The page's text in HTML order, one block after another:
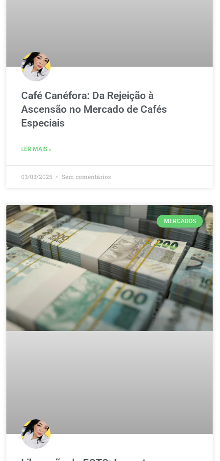
Café Canéfora: Da Rejeição à
Ascensão no Mercado de Cafés
Especiais
LER MAIS »
03/03/2025 Sem comentários
MERCADOS